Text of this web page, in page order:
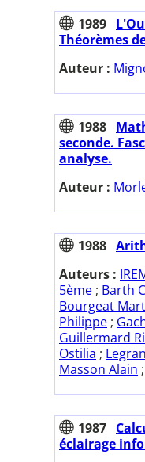
1989
Théorèmes
Auteur :
1988
seconde.
analyse.
Auteur :
1988
Auteurs :
5ème ; Barth
Bourgeat
Philippe ;
Guillermard
Ostilia ;
Masson Alain ;
1987
éclairage